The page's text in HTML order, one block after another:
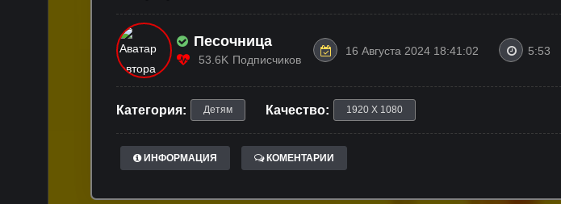
Песочница
53.6K Подписчиков
16 Августа 2024 18:41:02 5:53
Категория: Детям Качество: 1920 X 1080
ИНФОРМАЦИЯ КОМЕНТАРИИ